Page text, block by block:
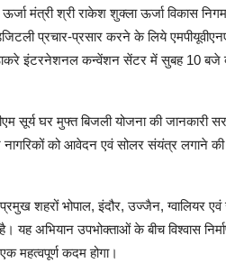
मंत्री श्री राकेश शुक्ला ऊर्जा विकास
प्रचार-प्रसार करने के लिये
इंटरनेशनल कन्वेंशन सेंटर में सुबह 10 बजे
सूर्य घर मुफ्त बिजली योजना की जानकारी
को आवेदन एवं सोलर संयंत्र लगाने की
शहरों भोपाल, इंदौर, उज्जैन, ग्वालियर
अभियान उपभोक्ताओं के बीच विश्वास
महत्वपूर्ण कदम होगा।